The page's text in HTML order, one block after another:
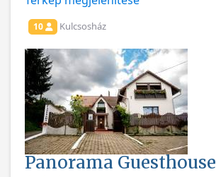
10 Kulcsosház
Panorama Guesthouse